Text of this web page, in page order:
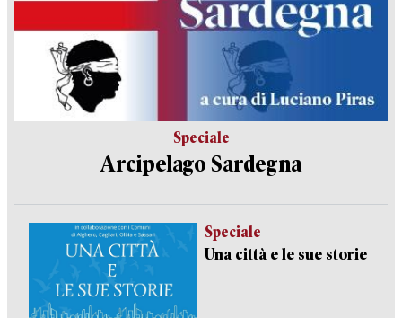
Speciale
Arcipelago Sardegna
Speciale
Una città e le sue storie